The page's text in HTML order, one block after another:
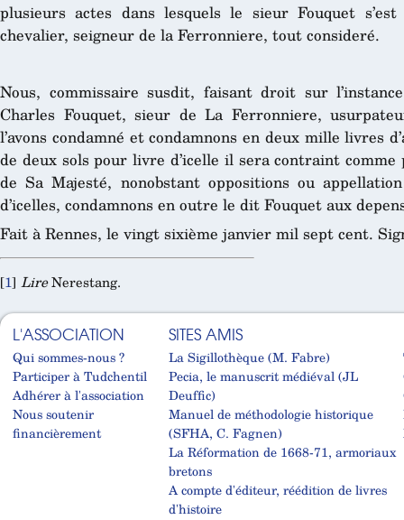
plusieurs actes dans lesquels le sieur Fouquet
chevalier, seigneur de la Ferronniere, tout consideré.
Nous, commissaire susdit, faisant droit sur
Charles Fouquet, sieur de La Ferronniere,
l’avons condamné et condamnons en deux mille livres
de deux sols pour livre d’icelle il sera contraint
de Sa Majesté, nonobstant oppositions ou
d’icelles, condamnons en outre le dit Fouquet aux
Fait à Rennes, le vingt sixième janvier mil sept cent.
[1] LireNerestang.
L'ASSOCIATION
Qui sommes-nous ?
Participer à Tudchentil
Adhérer à l'association
Nous soutenir
financièrement
SITES AMIS
La Sigillothèque (M. Fabre)
Pecia, le manuscrit médiéval (JL
Deuffic)
Manuel de méthodologie historique
(SFHA, C. Fagnen)
La Réformation de 1668-71, armoriaux
bretons
A compte d'éditeur, réédition de livres
d'histoire